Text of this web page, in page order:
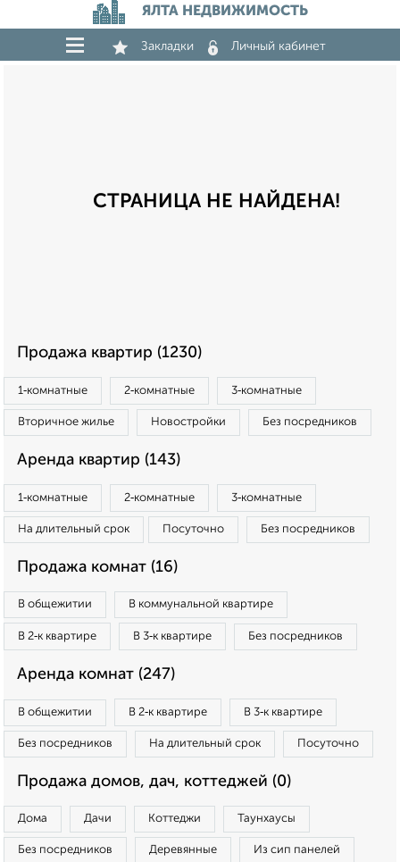
ЯЛТА НЕДВИЖИМОСТЬ
Закладки Личный кабинет
СТРАНИЦА НЕ НАЙДЕНА!
Продажа квартир (1230)
1‑комнатные 2‑комнатные 3‑комнатные
Вторичное жилье Новостройки Без посредников
Аренда квартир (143)
1‑комнатные 2‑комнатные 3‑комнатные
На длительный срок Посуточно Без посредников
Продажа комнат (16)
В общежитии В коммунальной квартире
В 2‑к квартире В 3‑к квартире Без посредников
Аренда комнат (247)
В общежитии В 2‑к квартире В 3‑к квартире
Без посредников На длительный срок Посуточно
Продажа домов, дач, коттеджей (0)
Дома Дачи Коттеджи Таунхаусы
Без посредников Деревянные Из сип панелей